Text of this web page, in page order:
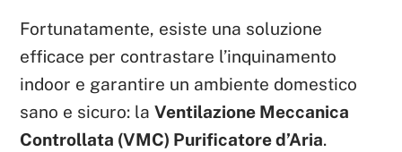
Fortunatamente, esiste una soluzione
efficace per contrastare l’inquinamento
indoor e garantire un ambiente domestico
sano e sicuro: laVentilazione Meccanica
Controllata (VMC) Purificatore d’Aria.